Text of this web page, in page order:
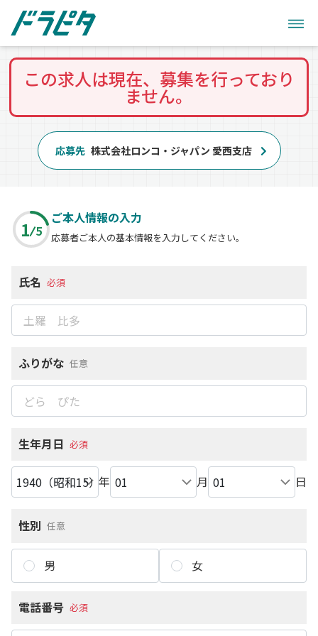
この求人は現在、募集を行っており
ません。
応募先 株式会社ロンコ・ジャパン 愛西支店
1 5
ご本人情報の入力
応募者ご本人の基本情報を入力してください。
氏名 必須
ふりがな 任意
生年月日 必須
年 月 日
性別 任意
男 女
電話番号 必須